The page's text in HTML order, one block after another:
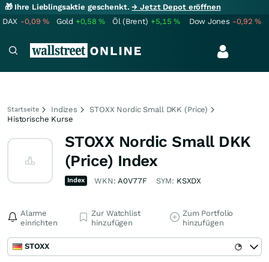
🎁 Ihre Lieblingsaktie geschenkt.→ Jetzt Depot eröffnen
DAX -0,09% Gold +0,58% Öl (Brent) +5,15% Dow Jones -0,92%
Startseite Indizes
STOXX Nordic Small DKK (Price)
Historische Kurse
STOXX Nordic Small DKK
(Price) Index
Index WKN:A0V77F SYM: KSXDX
Alarme
einrichten
Zur Watchlist
hinzufügen
Zum Portfolio
hinzufügen
STOXX